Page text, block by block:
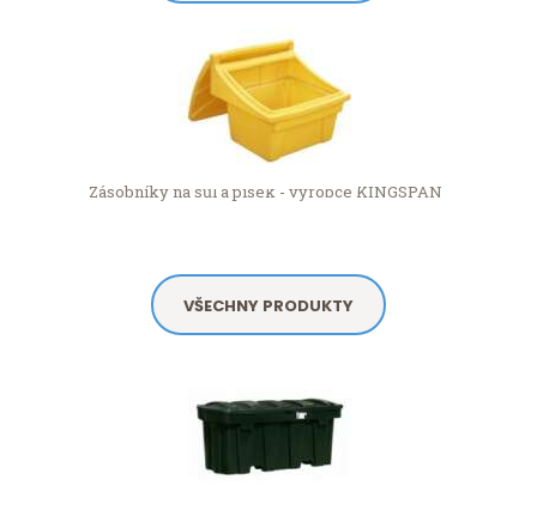
Zásobníky na sůl a písek - výrobce KINGSPAN
VŠECHNY PRODUKTY